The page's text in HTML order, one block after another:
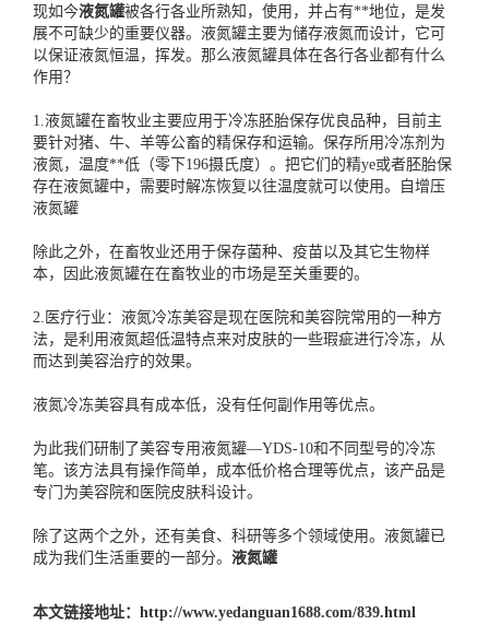
现如今液氮罐被各行各业所熟知，使用，并占有**地位，是发
展不可缺少的重要仪器。液氮罐主要为储存液氮而设计，它可
以保证液氮恒温，挥发。那么液氮罐具体在各行各业都有什么
作用？
1.液氮罐在畜牧业主要应用于冷冻胚胎保存优良品种，目前主
要针对猪、牛、羊等公畜的精保存和运输。保存所用冷冻剂为
液氮，温度**低（零下196摄氏度）。把它们的精ye或者胚胎保
存在液氮罐中，需要时解冻恢复以往温度就可以使用。自增压
液氮罐
除此之外，在畜牧业还用于保存菌种、疫苗以及其它生物样
本，因此液氮罐在在畜牧业的市场是至关重要的。
2.医疗行业：液氮冷冻美容是现在医院和美容院常用的一种方
法，是利用液氮超低温特点来对皮肤的一些瑕疵进行冷冻，从
而达到美容治疗的效果。
液氮冷冻美容具有成本低，没有任何副作用等优点。
为此我们研制了美容专用液氮罐—YDS-10和不同型号的冷冻
笔。该方法具有操作简单，成本低价格合理等优点，该产品是
专门为美容院和医院皮肤科设计。
除了这两个之外，还有美食、科研等多个领域使用。液氮罐已
成为我们生活重要的一部分。 液氮罐
本文链接地址： http://www.yedanguan1688.com/839.html